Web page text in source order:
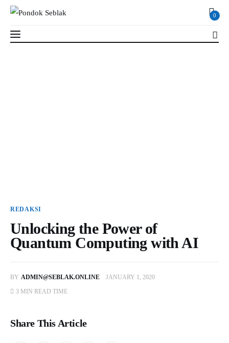
0
PSBREDAKSI
Unlocking the Power of
Quantum Computing with AI
BY ADMIN@SEBLAK.ONLINE
JANUARY 1, 2020
3 MIN READ TIME
Share This Article